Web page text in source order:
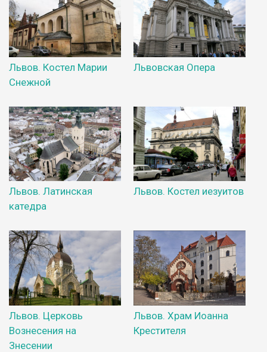
Львов. Костел Марии
Снежной
Львовская Опера
Львов. Латинская
катедра
Львов. Костел иезуитов
Львов. Церковь
Вознесения на
Знесении
Львов. Храм Иоанна
Крестителя